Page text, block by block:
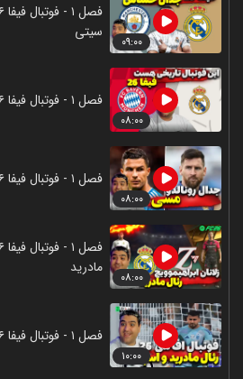
۰۹:۰۰
سیتی
۰۸:۰۰
فصل ۱ - فوتبال فیفا ۲۶ رئال مادرید و بایرمونیخ
۰۸:۰۰
فصل ۱ - فوتبال فیفا ۲۶ النصر و اینترمیامی
۰۸:۰۰
مادرید
۱۰:۰۰
فصل ۱ - فوتبال فیفا ۲۶ رئال مادرید و اسپانیا